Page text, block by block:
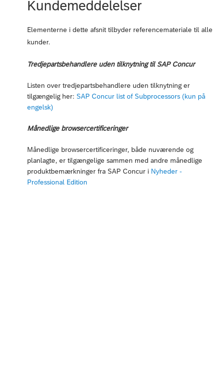
Kundemeddelelser
Elementerne i dette afsnit tilbyder referencemateriale til alle
kunder.
Tredjepartsbehandlere uden tilknytning til SAP Concur
Listen over tredjepartsbehandlere uden tilknytning er
tilgængelig her: SAP Concur list of Subprocessors (kun på
engelsk)
Månedlige browsercertificeringer
Månedlige browsercertificeringer, både nuværende og
planlagte, er tilgængelige sammen med andre månedlige
produktbemærkninger fra SAP Concur i Nyheder -
Professional Edition